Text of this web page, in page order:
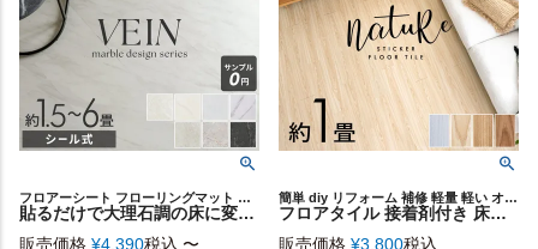
フロアーシート フローリングマット フロアマット リメイク 洗面
貼るだけで大理石調の床に変わる接着剤付きフロアタイル VEIN 選べる1.5～6畳セット [84252]
販売価格 ¥4,390税込 〜
簡単 diy リフォーム 補修 軽量 軽い オーク チーク ヒッコリー
フロアタイル 接着剤付き 床材 貼るだけ シール 12枚 約 1畳 ブラウン ベージュ グレー ホワイト [840]【 nature ナチュール 接着 粘着 木目調 フローリング タイル マット カーペット 床 シート フロア ナチュラル シック 接着剤不要 北欧 おしゃれ リゾート 西海岸風 男前 】
販売価格 ¥3,800税込